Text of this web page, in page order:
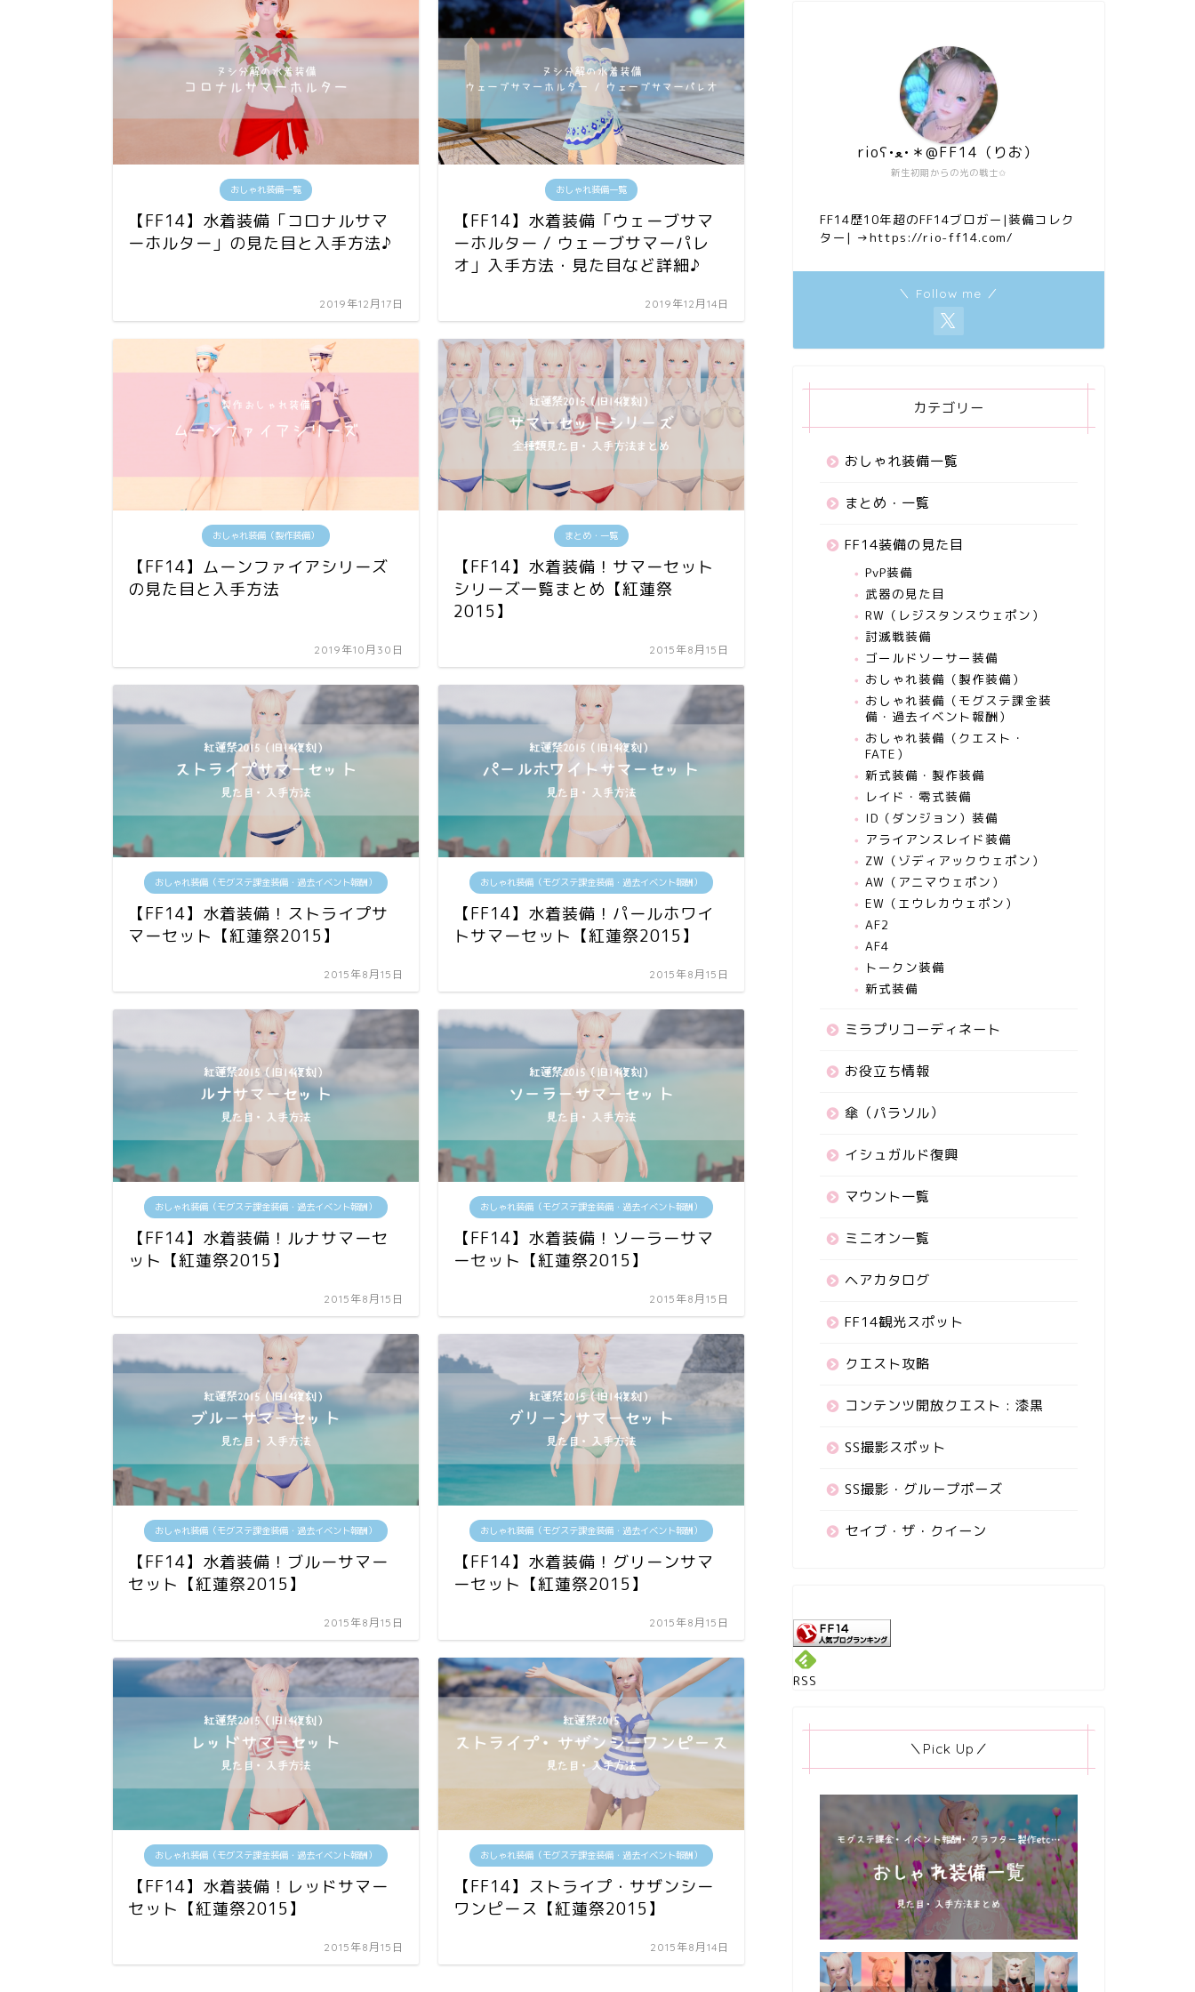
おしゃれ装備一覧
【FF14】水着装備「コロナルサマ
ーホルター」の見た目と入手方法♪
2019年12月17日
おしゃれ装備一覧
【FF14】水着装備「ウェーブサマ
ーホルター / ウェーブサマーパレ
オ」入手方法・見た目など詳細♪
2019年12月14日
おしゃれ装備（製作装備）
【FF14】ムーンファイアシリーズ
の見た目と入手方法
2019年10月30日
まとめ・一覧
【FF14】水着装備！サマーセット
シリーズ一覧まとめ【紅蓮祭
2015】
2015年8月15日
おしゃれ装備（モグステ課金装備・過去イベント報酬）
【FF14】水着装備！ストライプサ
マーセット【紅蓮祭2015】
2015年8月15日
おしゃれ装備（モグステ課金装備・過去イベント報酬）
【FF14】水着装備！パールホワイ
トサマーセット【紅蓮祭2015】
2015年8月15日
おしゃれ装備（モグステ課金装備・過去イベント報酬）
【FF14】水着装備！ルナサマーセ
ット【紅蓮祭2015】
2015年8月15日
おしゃれ装備（モグステ課金装備・過去イベント報酬）
【FF14】水着装備！ソーラーサマ
ーセット【紅蓮祭2015】
2015年8月15日
おしゃれ装備（モグステ課金装備・過去イベント報酬）
【FF14】水着装備！ブルーサマー
セット【紅蓮祭2015】
2015年8月15日
おしゃれ装備（モグステ課金装備・過去イベント報酬）
【FF14】水着装備！グリーンサマ
ーセット【紅蓮祭2015】
2015年8月15日
おしゃれ装備（モグステ課金装備・過去イベント報酬）
【FF14】水着装備！レッドサマー
セット【紅蓮祭2015】
2015年8月15日
おしゃれ装備（モグステ課金装備・過去イベント報酬）
【FF14】ストライプ・サザンシー
ワンピース【紅蓮祭2015】
2015年8月14日
新生初期からの光の戦士✩
rioʕ•ﻌ•＊@FF14（りお）
FF14歴10年超のFF14ブロガー|装備コレク
ター| →https://rio-ff14.com/
＼ Follow me ／
カテゴリー
おしゃれ装備一覧
まとめ・一覧
FF14装備の見た目
PvP装備
武器の見た目
RW（レジスタンスウェポン）
討滅戦装備
ゴールドソーサー装備
おしゃれ装備（製作装備）
おしゃれ装備（モグステ課金装
備・過去イベント報酬）
おしゃれ装備（クエスト・
FATE）
新式装備・製作装備
レイド・零式装備
ID（ダンジョン）装備
アライアンスレイド装備
ZW（ゾディアックウェポン）
AW（アニマウェポン）
EW（エウレカウェポン）
AF2
AF4
トークン装備
新式装備
ミラプリコーディネート
お役立ち情報
傘（パラソル）
イシュガルド復興
マウント一覧
ミニオン一覧
ヘアカタログ
FF14観光スポット
クエスト攻略
コンテンツ開放クエスト : 漆黒
SS撮影スポット
SS撮影・グループポーズ
セイブ・ザ・クイーン
RSS
＼Pick Up／